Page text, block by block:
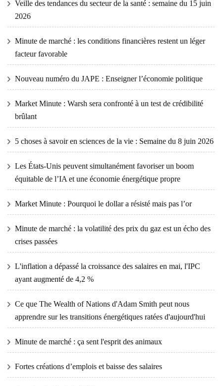
Veille des tendances du secteur de la santé : semaine du 15 juin
2026
Minute de marché : les conditions financières restent un léger
facteur favorable
Nouveau numéro du JAPE : Enseigner l’économie politique
Market Minute : Warsh sera confronté à un test de crédibilité
brûlant
5 choses à savoir en sciences de la vie : Semaine du 8 juin 2026
Les États-Unis peuvent simultanément favoriser un boom
équitable de l’IA et une économie énergétique propre
Market Minute : Pourquoi le dollar a résisté mais pas l’or
Minute de marché : la volatilité des prix du gaz est un écho des
crises passées
L'inflation a dépassé la croissance des salaires en mai, l'IPC
ayant augmenté de 4,2 %
Ce que The Wealth of Nations d'Adam Smith peut nous
apprendre sur les transitions énergétiques ratées d'aujourd'hui
Minute de marché : ça sent l'esprit des animaux
Fortes créations d’emplois et baisse des salaires